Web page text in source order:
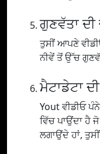
ਗੁਣਵੱਤਾ
ਤੁਸੀਂ ਆਪਣੇ
ਨੀਵੇਂ ਤੋਂ ਉੱਚ
ਮੈਟਾਡੇਟਾ
Yout ਵੀਡੀਓ
ਵਿੱਚ ਪਾਉਂਦਾ ਹੈ
ਲਗਾਉਂਦੇ ਹਾਂ,